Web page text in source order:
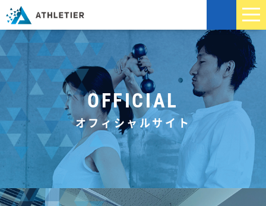
OFFICIAL
オフィシャルサイト